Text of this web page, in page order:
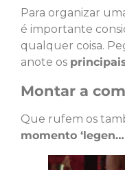
Para organizar
é importante
qualquer coisa.
anote os
Montar a
Que rufem os
momento